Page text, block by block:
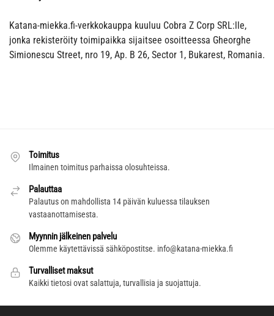
Katana-miekka.fi-verkkokauppa kuuluu Cobra Z Corp SRL:lle,
jonka rekisteröity toimipaikka sijaitsee osoitteessa Gheorghe
Simionescu Street, nro 19, Ap. B 26, Sector 1, Bukarest, Romania.
Toimitus
Ilmainen toimitus parhaissa olosuhteissa.
Palauttaa
Palautus on mahdollista 14 päivän kuluessa tilauksen
vastaanottamisesta.
Myynnin jälkeinen palvelu
Olemme käytettävissä sähköpostitse. info@katana-miekka.fi
Turvalliset maksut
Kaikki tietosi ovat salattuja, turvallisia ja suojattuja.